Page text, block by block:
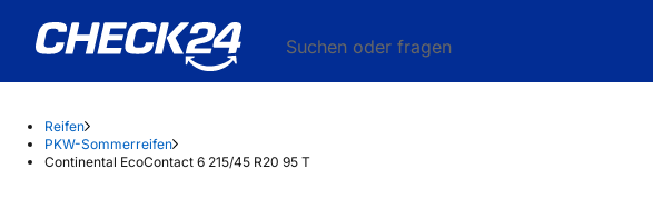
Suchen oder fragen
Reifen
PKW-Sommerreifen
Continental EcoContact 6 215/45 R20 95 T